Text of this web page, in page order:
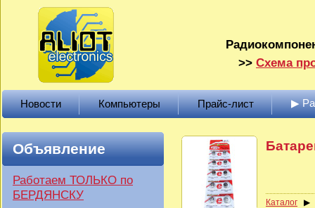
>> Схема
Новости Компьютеры Прайс-лист ▶
Объявление
Работаем ТОЛЬКО по
БЕРДЯНСКУ
Каталог